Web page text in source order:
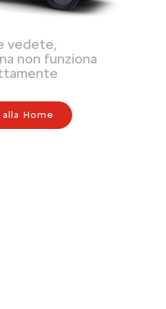
vedete,
non funziona
Home